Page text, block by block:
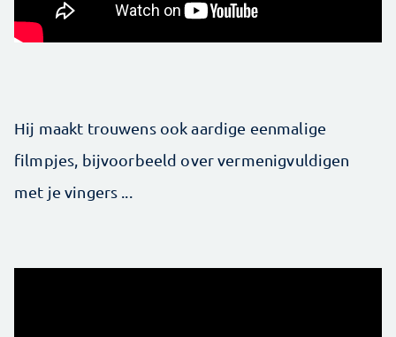
Hij maakt trouwens ook aardige eenmalige
filmpjes, bijvoorbeeld over vermenigvuldigen
met je vingers ...